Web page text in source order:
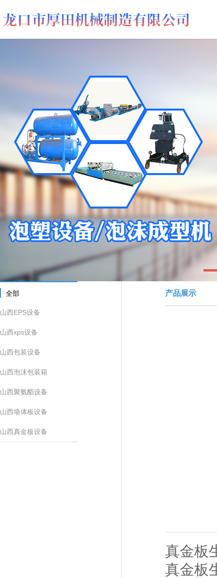
全部
山西EPS设备
山西xps设备
山西包装设备
山西泡沫包装箱
山西聚氨酯设备
山西墙体板设备
山西真金板设备
产品展示
真金板
真金板